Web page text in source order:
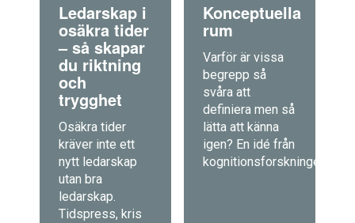
Ledarskap i
osäkra tider
– så skapar
du riktning
och
trygghet
Osäkra tider
kräver inte ett
nytt ledarskap
utan bra
ledarskap.
Tidspress, kris
Konceptuella
rum
Varför är vissa
begrepp så
svåra att
definiera men så
lätta att känna
igen? En idé från
kognitionsforskningen...